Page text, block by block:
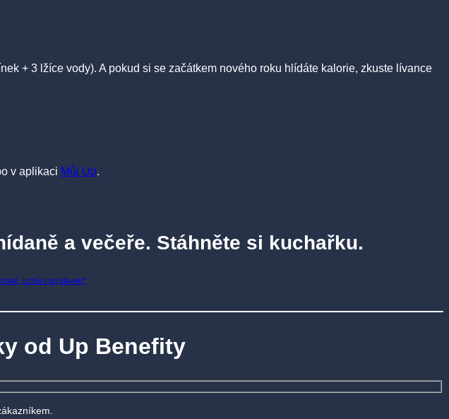
+ 3 lžíce vody). A pokud si se začátkem nového roku hlídáte kalorie, zkuste lívance
v aplikaci Můj Up.
a večeře. Stáhněte si kuchařku.
vzhůru do plavek!“
od Up Benefity